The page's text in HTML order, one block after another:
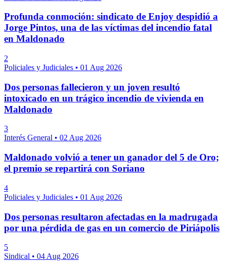
Profunda conmoción: sindicato de Enjoy despidió a
Jorge Pintos, una de las víctimas del incendio fatal
en Maldonado
2
Policiales y Judiciales • 01 Aug 2026
Dos personas fallecieron y un joven resultó
intoxicado en un trágico incendio de vivienda en
Maldonado
3
Interés General • 02 Aug 2026
Maldonado volvió a tener un ganador del 5 de Oro;
el premio se repartirá con Soriano
4
Policiales y Judiciales • 01 Aug 2026
Dos personas resultaron afectadas en la madrugada
por una pérdida de gas en un comercio de Piriápolis
5
Sindical • 04 Aug 2026